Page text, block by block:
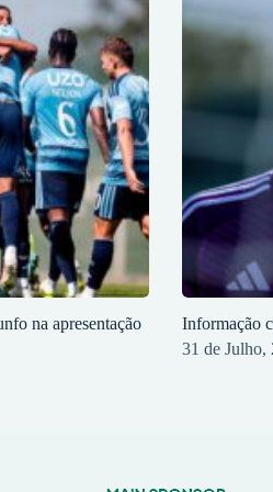
na apresentação
Informação
31 de Julho,